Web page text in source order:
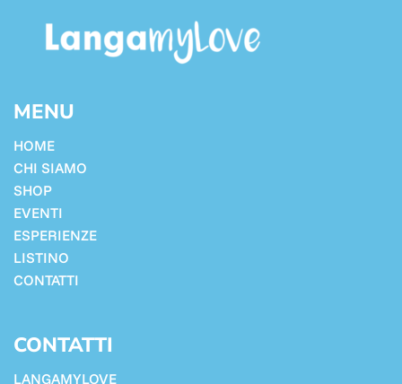
MENU
HOME
CHI SIAMO
SHOP
EVENTI
ESPERIENZE
LISTINO
CONTATTI
CONTATTI
LANGAMYLOVE